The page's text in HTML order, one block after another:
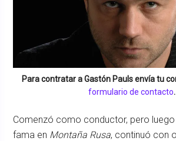
Para contratar aGastón Paulsenvía tu
formulario de contacto.
Comenzó como conductor, pero
fama en Montaña Rusa, continuó con